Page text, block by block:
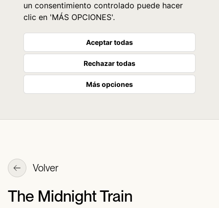
un consentimiento controlado puede hacer
clic en 'MÁS OPCIONES'.
Aceptar todas
Rechazar todas
Más opciones
Volver
The Midnight Train